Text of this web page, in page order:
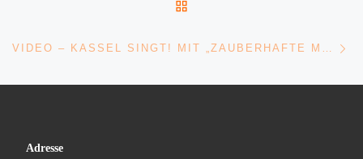
VIDEO – KASSEL SINGT! MIT „ZAUBERHAFTE MÄRCHEN DER GEBRÜDER GRIMM“
Adresse